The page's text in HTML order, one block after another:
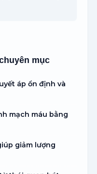
mục
áp ổn định và
mạch máu bằng
giảm lượng